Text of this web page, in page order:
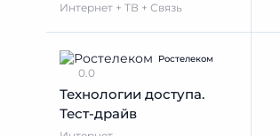
Интернет + ТВ + Связь
Ростелеком
0.0
Технологии доступа.
Тест-драйв